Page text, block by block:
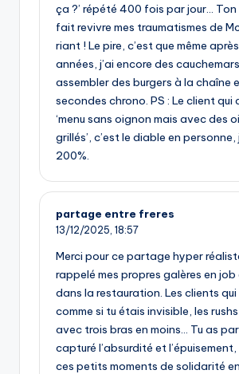
ça ?’ répété 400 fois par jour… Ton
fait revivre mes traumatismes de
riant ! Le pire, c’est que même
années, j’ai encore des
assembler des burgers à la chaîne
secondes chrono. PS : Le client qui
‘menu sans oignon mais avec des
grillés’, c’est le diable en
200%.
partage entre freres
13/12/2025, 18:57
Merci pour ce partage hyper
rappelé mes propres galères en
dans la restauration. Les clients
comme si tu étais invisible, les
avec trois bras en moins… Tu as
capturé l’absurdité et l’épuisement,
ces petits moments de solidarité